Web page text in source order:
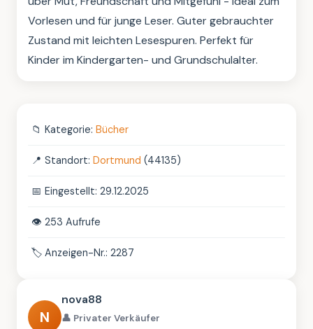
Vorlesen und für junge Leser. Guter gebrauchter
Zustand mit leichten Lesespuren. Perfekt für
Kinder im Kindergarten- und Grundschulalter.
📁 Kategorie: Bücher
📍 Standort: Dortmund (44135)
📅 Eingestellt: 29.12.2025
👁️ 253 Aufrufe
🏷️ Anzeigen-Nr.: 2287
N
nova88
👤 Privater Verkäufer